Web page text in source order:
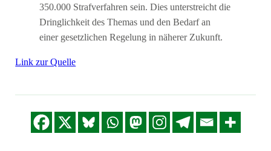
350.000 Strafverfahren sein. Dies unterstreicht die
Dringlichkeit des Themas und den Bedarf an
einer gesetzlichen Regelung in näherer Zukunft.
Link zur Quelle